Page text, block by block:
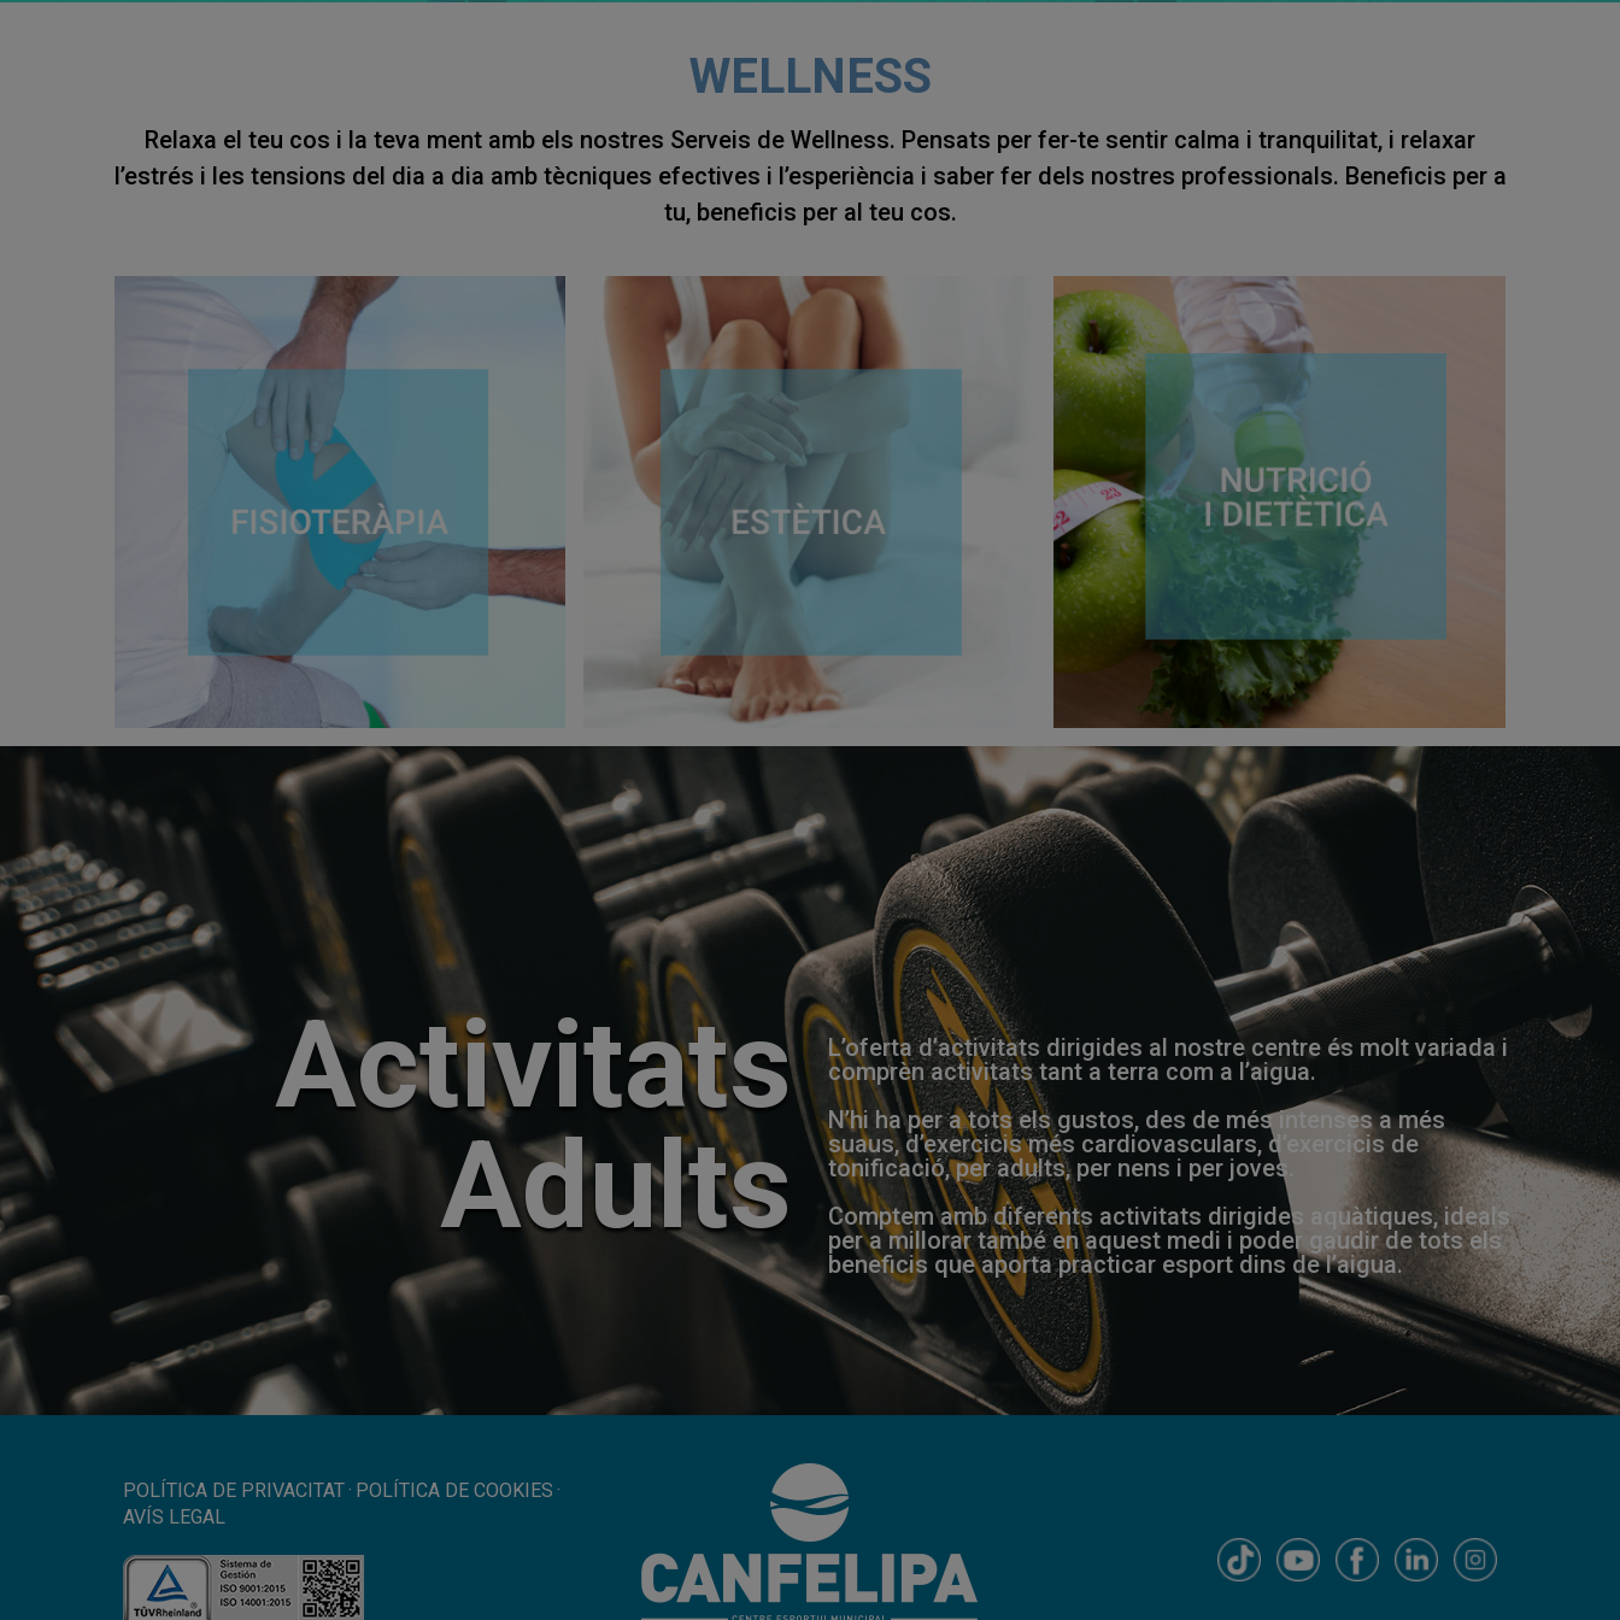
WELLNESS
Relaxa el teu cos i la teva ment amb els nostres Serveis de Wellness. Pensats per fer-te sentir calma i tranquilitat, i relaxar
l’estrés i les tensions del dia a dia amb tècniques efectives i l’esperiència i saber fer dels nostres professionals. Beneficis per a
tu, beneficis per al teu cos.
Activitats
Adults
L’oferta d’activitats dirigides al nostre centre és molt variada i
comprèn activitats tant a terra com a l’aigua.
N’hi ha per a tots els gustos, des de més intenses a més
suaus, d’exercicis més cardiovasculars, d’exercicis de
tonificació, per adults, per nens i per joves.
Comptem amb diferents activitats dirigides aquàtiques, ideals
per a millorar també en aquest medi i poder gaudir de tots els
beneficis que aporta practicar esport dins de l’aigua.
POLÍTICA DE PRIVACITAT· POLÍTICA DE COOKIES ·
AVÍS LEGAL